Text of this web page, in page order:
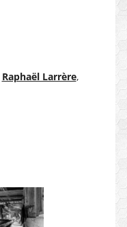
Raphaël Larrère,